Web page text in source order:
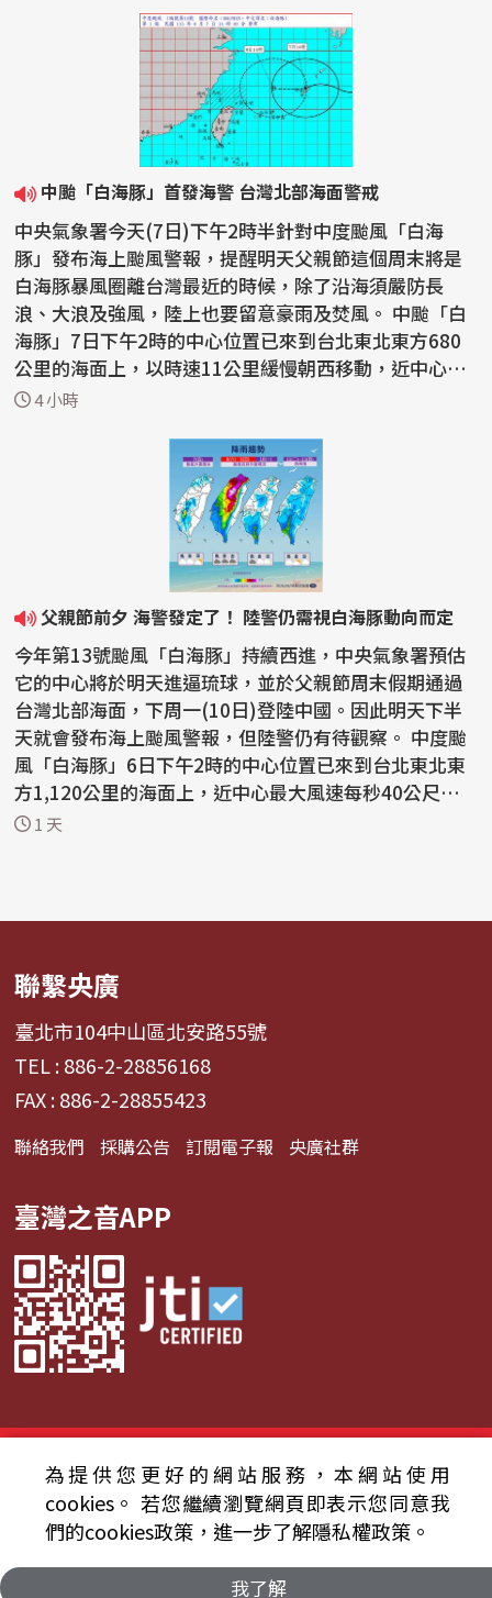
中颱「白海豚」首發海警 台灣北部海面警戒
中央氣象署今天(7日)下午2時半針對中度颱風「白海
豚」發布海上颱風警報，提醒明天父親節這個周末將是
白海豚暴風圈離台灣最近的時候，除了沿海須嚴防長
浪、大浪及強風，陸上也要留意豪雨及焚風。 中颱「白
海豚」7日下午2時的中心位置已來到台北東北東方680
公里的海面上，以時速11公里緩慢朝西移動，近中心最
大風速每秒...
4 小時
父親節前夕 海警發定了！ 陸警仍需視白海豚動向而定
今年第13號颱風「白海豚」持續西進，中央氣象署預估
它的中心將於明天進逼琉球，並於父親節周末假期通過
台灣北部海面，下周一(10日)登陸中國。因此明天下半
天就會發布海上颱風警報，但陸警仍有待觀察。 中度颱
風「白海豚」6日下午2時的中心位置已來到台北東北東
方1,120公里的海面上，近中心最大風速每秒40公尺，7
級風...
1 天
聯繫央廣
臺北市104中山區北安路55號
TEL : 886-2-28856168
FAX : 886-2-28855423
聯絡我們 採購公告 訂閱電子報 央廣社群
臺灣之音APP
© 2024財團法人中央廣播電臺 版權所有
資通安全政策聲明
服務條款 隱私權條款
為提供您更好的網站服務，本網站使用
cookies。 若您繼續瀏覽網頁即表示您同意我
們的cookies政策，進一步了解隱私權政策。
我了解